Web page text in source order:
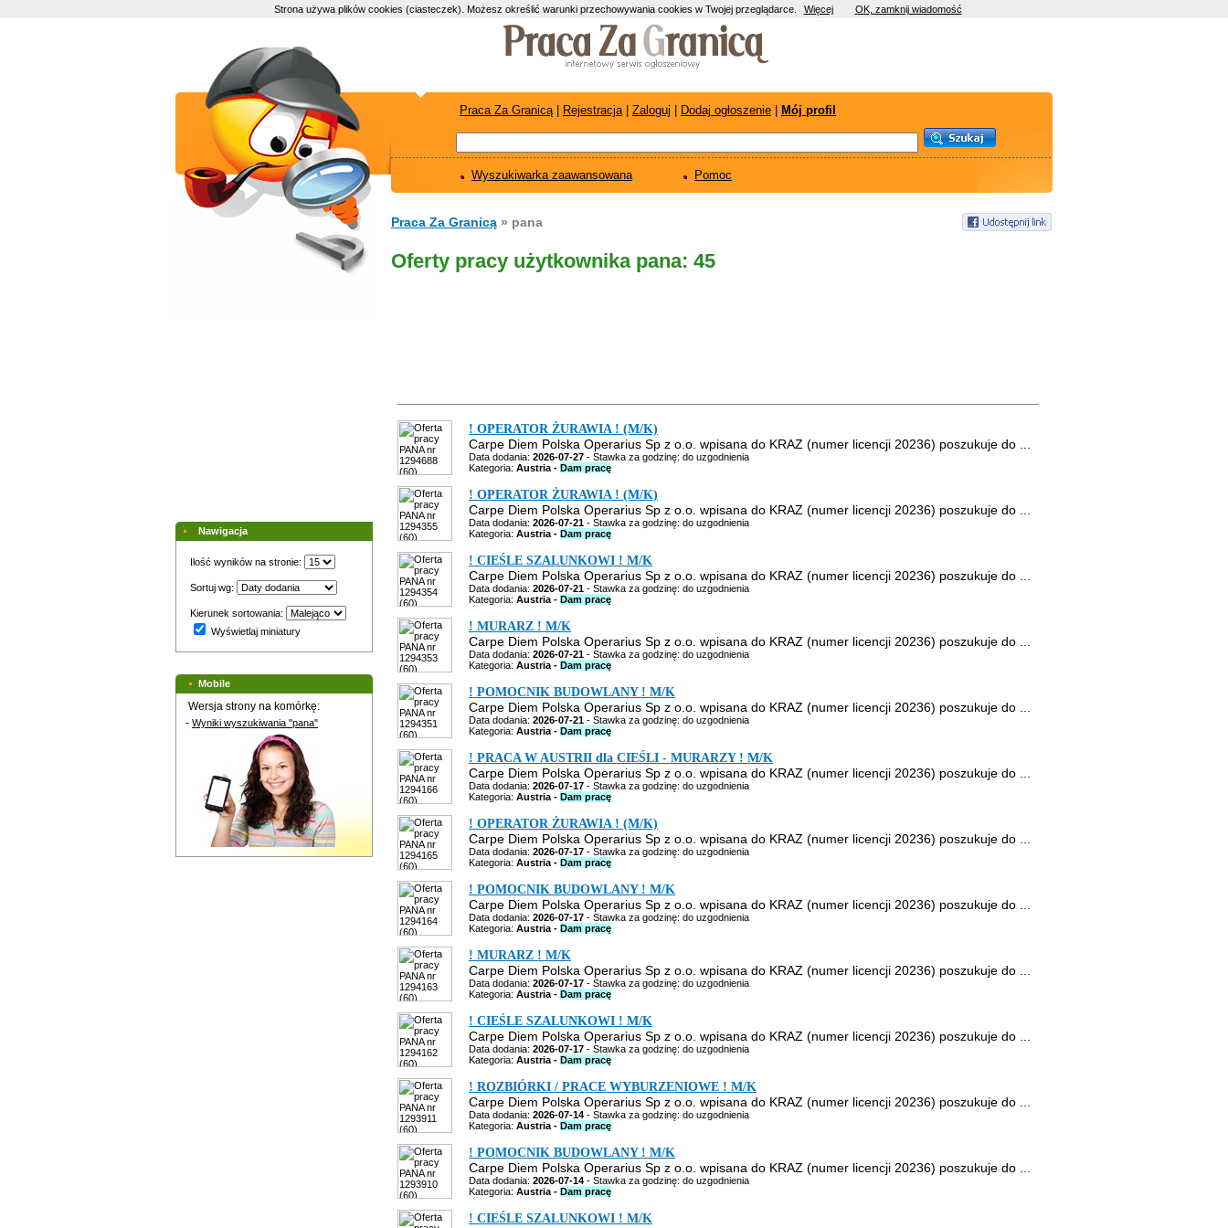
Praca Za Granicą| Rejestracja| Zaloguj Dodaj ogłoszenie Mój profil
Wyszukiwarka zaawansowana Pomoc
Praca Za Granicą » pana
Oferty pracy użytkownika pana: 45
! OPERATOR ŻURAWIA ! (M/K)
Carpe Diem Polska Operarius Sp z o.o. wpisana do KRAZ (numer licencji 20236) poszukuje do ...
Data dodania: 2026-07-27 - Stawka za godzinę: do uzgodnienia
Kategoria: Austria - Dam pracę
! OPERATOR ŻURAWIA ! (M/K)
Carpe Diem Polska Operarius Sp z o.o. wpisana do KRAZ (numer licencji 20236) poszukuje do ...
Data dodania: 2026-07-21 - Stawka za godzinę: do uzgodnienia
Kategoria: Austria - Dam pracę
! CIEŚLE SZALUNKOWI ! M/K
Carpe Diem Polska Operarius Sp z o.o. wpisana do KRAZ (numer licencji 20236) poszukuje do ...
Data dodania: 2026-07-21 - Stawka za godzinę: do uzgodnienia
Kategoria: Austria - Dam pracę
! MURARZ ! M/K
Carpe Diem Polska Operarius Sp z o.o. wpisana do KRAZ (numer licencji 20236) poszukuje do ...
Data dodania: 2026-07-21 - Stawka za godzinę: do uzgodnienia
Kategoria: Austria - Dam pracę
! POMOCNIK BUDOWLANY ! M/K
Carpe Diem Polska Operarius Sp z o.o. wpisana do KRAZ (numer licencji 20236) poszukuje do ...
Data dodania: 2026-07-21 - Stawka za godzinę: do uzgodnienia
Kategoria: Austria - Dam pracę
! PRACA W AUSTRII dla CIEŚLI - MURARZY ! M/K
Carpe Diem Polska Operarius Sp z o.o. wpisana do KRAZ (numer licencji 20236) poszukuje do ...
Data dodania: 2026-07-17 - Stawka za godzinę: do uzgodnienia
Kategoria: Austria - Dam pracę
! OPERATOR ŻURAWIA ! (M/K)
Carpe Diem Polska Operarius Sp z o.o. wpisana do KRAZ (numer licencji 20236) poszukuje do ...
Data dodania: 2026-07-17 - Stawka za godzinę: do uzgodnienia
Kategoria: Austria - Dam pracę
! POMOCNIK BUDOWLANY ! M/K
Carpe Diem Polska Operarius Sp z o.o. wpisana do KRAZ (numer licencji 20236) poszukuje do ...
Data dodania: 2026-07-17 - Stawka za godzinę: do uzgodnienia
Kategoria: Austria - Dam pracę
! MURARZ ! M/K
Carpe Diem Polska Operarius Sp z o.o. wpisana do KRAZ (numer licencji 20236) poszukuje do ...
Data dodania: 2026-07-17 - Stawka za godzinę: do uzgodnienia
Kategoria: Austria - Dam pracę
! CIEŚLE SZALUNKOWI ! M/K
Carpe Diem Polska Operarius Sp z o.o. wpisana do KRAZ (numer licencji 20236) poszukuje do ...
Data dodania: 2026-07-17 - Stawka za godzinę: do uzgodnienia
Kategoria: Austria - Dam pracę
! ROZBIÓRKI / PRACE WYBURZENIOWE ! M/K
Carpe Diem Polska Operarius Sp z o.o. wpisana do KRAZ (numer licencji 20236) poszukuje do ...
Data dodania: 2026-07-14 - Stawka za godzinę: do uzgodnienia
Kategoria: Austria - Dam pracę
! POMOCNIK BUDOWLANY ! M/K
Carpe Diem Polska Operarius Sp z o.o. wpisana do KRAZ (numer licencji 20236) poszukuje do ...
Data dodania: 2026-07-14 - Stawka za godzinę: do uzgodnienia
Kategoria: Austria - Dam pracę
! CIEŚLE SZALUNKOWI ! M/K
Nawigacja
Ilość wyników na stronie:
Sortuj wg:
Kierunek sortowania:
Wyświetlaj miniatury
Mobile
Wersja strony na komórkę:
- Wyniki wyszukiwania "pana"
Strona używa plików cookies (ciasteczek). Możesz określić warunki przechowywania cookies w Twojej przeglądarce. Więcej OK, zamknij wiadomość